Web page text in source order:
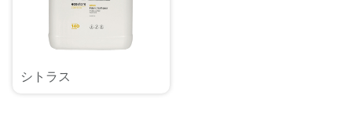
シトラス